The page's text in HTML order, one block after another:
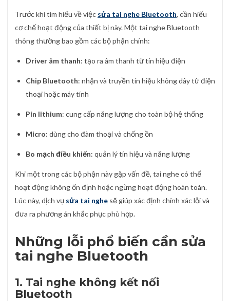
Trước khi tìm hiểu về việc sửa tai nghe Bluetooth, cần hiểu
cơ chế hoạt động của thiết bị này. Một tai nghe Bluetooth
thông thường bao gồm các bộ phận chính:
Driver âm thanh: tạo ra âm thanh từ tín hiệu điện
Chip Bluetooth: nhận và truyền tín hiệu không dây từ điện
thoại hoặc máy tính
Pin lithium: cung cấp năng lượng cho toàn bộ hệ thống
Micro: dùng cho đàm thoại và chống ồn
Bo mạch điều khiển: quản lý tín hiệu và năng lượng
Khi một trong các bộ phận này gặp vấn đề, tai nghe có thể
hoạt động không ổn định hoặc ngừng hoạt động hoàn toàn.
Lúc này, dịch vụ sửa tai nghe sẽ giúp xác định chính xác lỗi và
đưa ra phương án khắc phục phù hợp.
Những lỗi phổ biến cần sửa
tai nghe Bluetooth
1. Tai nghe không kết nối
Bluetooth